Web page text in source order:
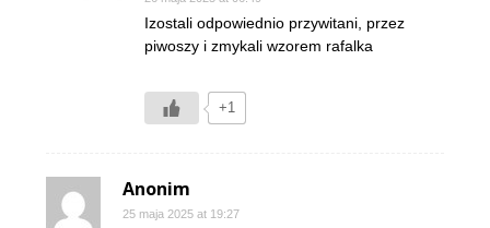
Izostali odpowiednio przywitani, przez
piwoszy i zmykali wzorem rafalka
+1
Anonim
25 maja 2025 at 19:27